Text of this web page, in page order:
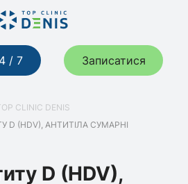
/ 7 Записатися
CLINIC DENIS
D (HDV), АНТИТІЛА СУМАРНІ
D (HDV),